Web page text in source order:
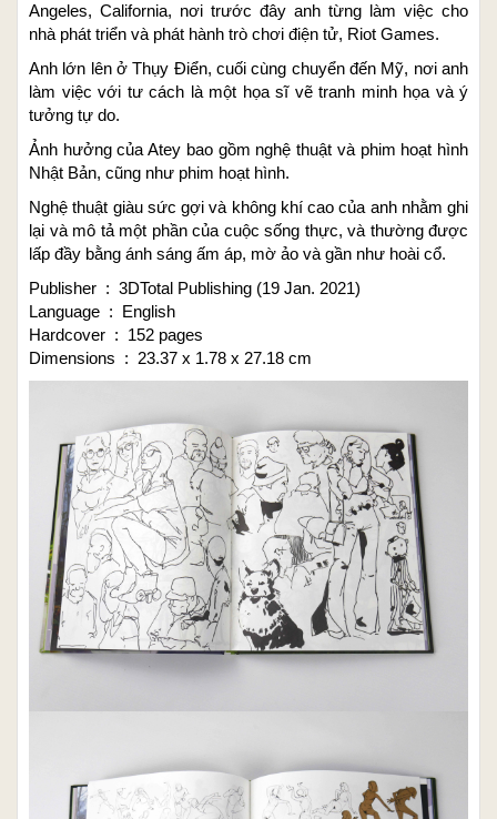
Angeles, California, nơi trước đây anh từng làm việc cho
nhà phát triển và phát hành trò chơi điện tử, Riot Games.
Anh lớn lên ở Thụy Điển, cuối cùng chuyển đến Mỹ, nơi anh
làm việc với tư cách là một họa sĩ vẽ tranh minh họa và ý
tưởng tự do.
Ảnh hưởng của Atey bao gồm nghệ thuật và phim hoạt hình
Nhật Bản, cũng như phim hoạt hình.
Nghệ thuật giàu sức gợi và không khí cao của anh nhằm ghi
lại và mô tả một phần của cuộc sống thực, và thường được
lấp đầy bằng ánh sáng ấm áp, mờ ảo và gần như hoài cổ.
Publisher ‏ : ‎ 3DTotal Publishing (19 Jan. 2021)
Language ‏ : ‎ English
Hardcover ‏ : ‎ 152 pages
Dimensions ‏ : ‎ 23.37 x 1.78 x 27.18 cm